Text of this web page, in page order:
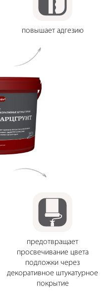
повышает адгезию
предотвращает
просвечивание цвета
подложки через
декоративное штукатурное
покрытие